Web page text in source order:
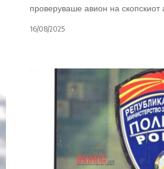
проверуваше авион на скопскиот
16/08/2025